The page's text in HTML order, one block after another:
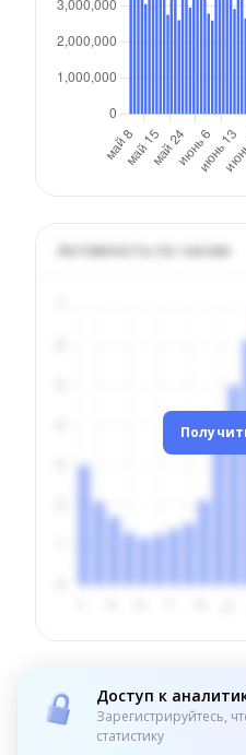
Активность по часам
Доступ к
Зарегистрируйтесь,
статистику